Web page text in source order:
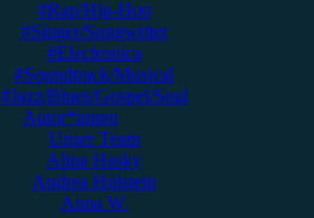
#Rap/Hip-Hop
#Singer/Songwriter
#Electronica
#Soundtrack/Musical
#Jazz/Blues/Gospel/Soul
Autor*innen
Unser Team
Alina Hasky
Andrea Holstein
Anna W.